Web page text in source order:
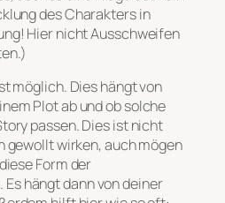
des Charakters in
Hier nicht Ausschweifen
möglich. Dies hängt von
Plot ab und ob solche
passen. Dies ist nicht
gewollt wirken, auch mögen
Form der
hängt dann von deiner